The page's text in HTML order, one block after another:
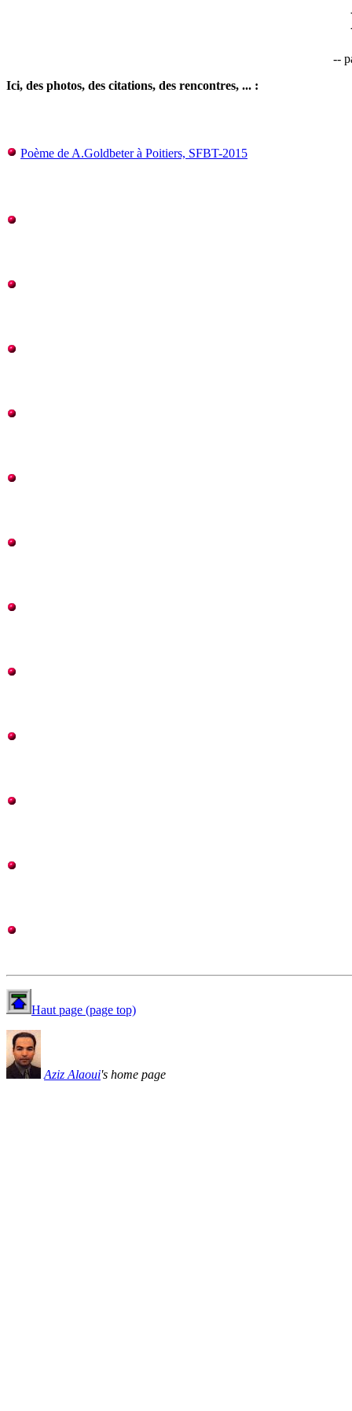
--
Ici, des photos, des citations, des rencontres, ... :
Poème de A.Goldbeter à Poitiers, SFBT-2015
Haut page (page top)
Aziz Alaoui's home page